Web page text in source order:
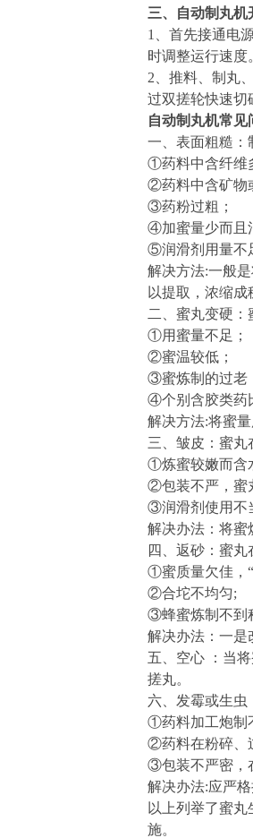
三、
自动制丸机
1、首先接通电
时调整运行速度
2、推料、制丸
过双搓轮快速切
自动制丸机常见
一、表面粗糙：
①药料中含纤维
②药料中含矿物
③药粉过粗；
④加蜜量少而且
⑤润滑剂用量不
解决方法:一般
以提取，浓缩
二、 蜜丸变硬：
①用蜜量不足；
②蜜温较低；
③蜜炼制的过老
④个别含胶类药
解决方法:将蜜
三、 皱皮：蜜丸
①炼蜜较嫩而含
②包装不严，蜜
③润滑剂使用不
解决办法：将蜜
四、返砂：蜜
①蜜质量欠佳，
②合坨不均匀;
③蜂蜜炼制不到
解决办法：一是
五、 空心 ： 当
搓丸。
六、发霉或生
①药料加工炮制
②药料在粉碎、
③包装不严密，
解决办法:应严
以上列举了蜜
施。